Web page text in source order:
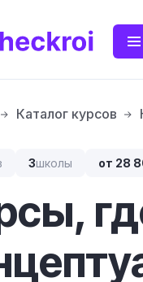
Каталог курсов
3школы от 28